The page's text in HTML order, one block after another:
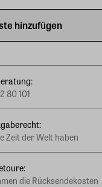
hinzufügen
80 101
Zeit der Welt haben
die Rücksendekosten